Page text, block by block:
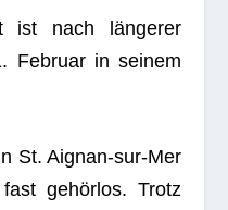
ist nach län­ge­rer
Februar in sei­nem
St. Aignan-sur-Mer
gehör­los. Trotz